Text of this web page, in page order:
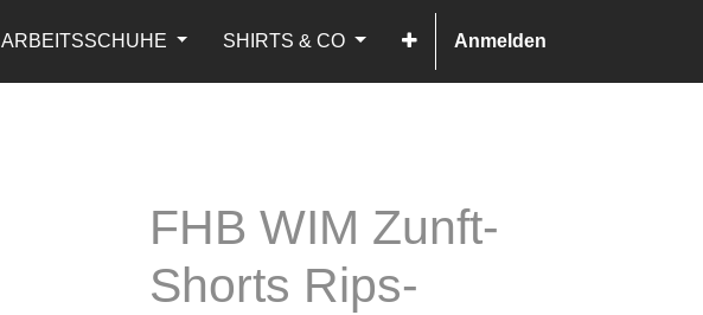
ARBEITSSCHUHE SHIRTS & CO Anmelden
FHB WIM Zunft-
Shorts Rips-